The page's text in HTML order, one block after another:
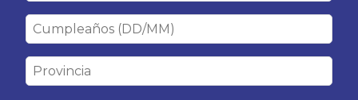
PACK BÓXER Y REMERAS
FILTRAR Y ORDENAR